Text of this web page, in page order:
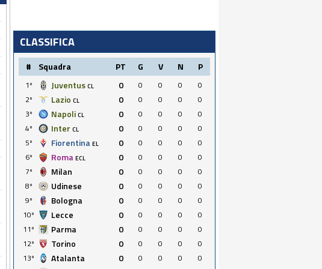
CLASSIFICA
# Squadra PT G V N P
1º Juventus CL 0 0 0 0
0
2º
Lazio CL 0 0 0 0
0
3º
Napoli CL 0 0 0 0
0
4º
Inter CL 0 0 0 0
0
5º
Fiorentina EL 0 0 0 0
0
6º
Roma ECL 0 0 0 0
0
7º
Milan 0 0 0 0
0
8º
Udinese 0 0 0 0
0
9º
Bologna 0 0 0 0
0
10º
Lecce 0 0 0 0
0
11º
Parma 0 0 0 0
0
12º
Torino 0 0 0 0
0
13º
Atalanta 0 0 0 0
0